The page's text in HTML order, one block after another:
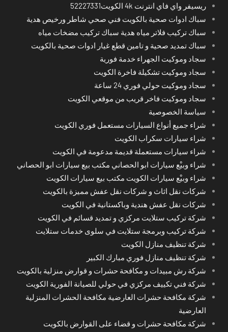
ريسيفر واي فاي انترنت 4k الكويت52227331
سباك ادوات صحية بالكويت فني صحي شاطر ورخيص هدية
سباك تركيب فلاتر مياه هدية سباك تركيب مضخات مياه
سباك تمديد صحية و تامين قطع غيار ادوات صحية بالكويت
سجاد وموكيت الجهراء خدمة فورية
سجاد وموكيت تشكيلة فاخرة الكويت
سجاد وموكيت حولي فوري 24 ساعة
سجاد وموكيت فاخر قريب من موقعي الكويت
سياسة الخصوصية
شراء جميع أنواع السيارات مستعمل فوري الكويت
شراء سيارات سكراب الكويت
شراء سيارات مستعملة قديمة مدعومة في الكويت
شراء وبيْع سيارات ابو الحصاني مكتب بيع سيارات ابو الحصاني
شراء وبيْع سيارات الكويت مكتب بيع سيارات الكويت
شركات نقل اثاث و شركات نقل عفش مميزة بالكويت
شركات نقل عفش هندية وباكستانية في الكويت
شركة تركيب ستلايت مركزي و تمديد قسائم في الكويت
شركة تركيب وبرمجة ستلايت في سلوى خدمات ستلايت
شركة تنظيف منازل الكويت
شركة تنظيف منازل فوري مبارك الكبير
شركة رش مبيدات و مكافحة حشرات و قوارض منزلية بالكويت
شركة فني تكييف مركزي في حولي للصيانة الفورية الكويت
شركة مكافحة حشرات العارضية مكافحة الحشرات المنزلية
العارضية
شركة مكافحة حشرات و قضاء على القوارض بالكويت